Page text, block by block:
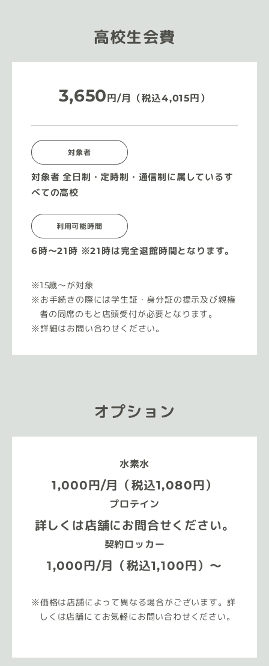
高校生会費
3,650 円/月（税込4,015円）
対象者
対象者 全日制・定時制・通信制に属しているす
べての高校
利用可能時間
6時〜21時 ※21時は完全退館時間となります。
15歳〜が対象
お手続きの際には学生証・身分証の提示及び親権
者の同席のもと店頭受付が必要となります。
詳細はお問い合わせください。
オプション
水素水
1,000円/月（税込1,080円）
プロテイン
詳しくは店舗にお問合せください。
契約ロッカー
1,000円/月（税込1,100円）～
価格は店舗によって異なる場合がございます。詳
しくは店舗にてお気軽にお問い合わせください。